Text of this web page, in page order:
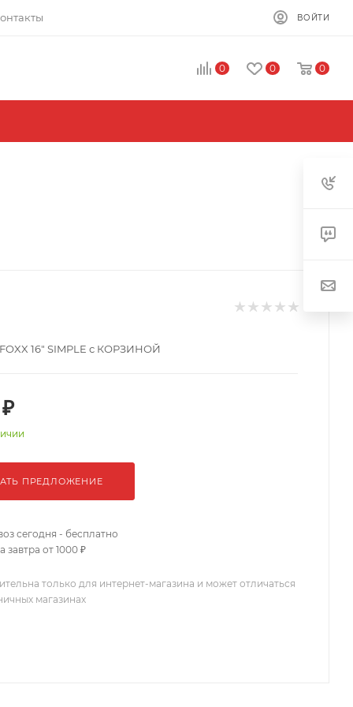
ВОЙТИ
0 0 0
16" SIMPLE с КОРЗИНОЙ
ПРЕДЛОЖЕНИЕ
сегодня - бесплатно
завтра от 1000 ₽
только для интернет-магазина и может отличаться
магазинах